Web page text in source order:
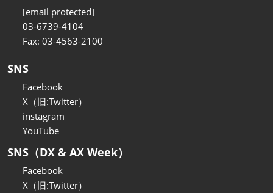
[email protected]
03-6739-4104
Fax: 03-4563-2100
SNS
Facebook
X（旧:Twitter）
instagram
YouTube
SNS（DX & AX Week）
Facebook
X（旧:Twitter）